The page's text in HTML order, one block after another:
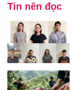
Tin nên đọc